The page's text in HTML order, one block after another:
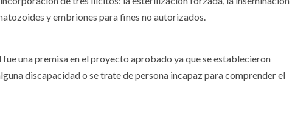
y embriones para fines no autorizados.
una premisa en el proyecto aprobado ya que se establecieron
discapacidad o se trate de persona incapaz para comprender el